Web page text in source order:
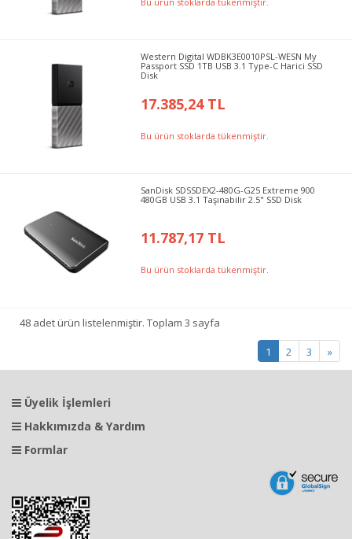
Western Digital WDBK3E0010PSL-WESN My
Passport SSD 1TB USB 3.1 Type-C Harici SSD
Disk
17.385,24 TL
Bu ürün stoklarda tükenmiştir.
SanDisk SDSSDEX2-480G-G25 Extreme 900
480GB USB 3.1 Taşınabilir 2.5" SSD Disk
11.787,17 TL
Bu ürün stoklarda tükenmiştir.
48 adet ürün listelenmiştir. Toplam 3 sayfa
1 2 3 »
Üyelik İşlemleri
Hakkımızda & Yardım
Formlar